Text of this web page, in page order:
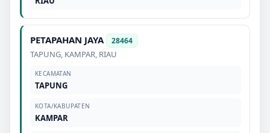
PETAPAHAN JAYA 28464
TAPUNG, KAMPAR, RIAU
KECAMATAN
TAPUNG
KOTA/KABUPATEN
KAMPAR